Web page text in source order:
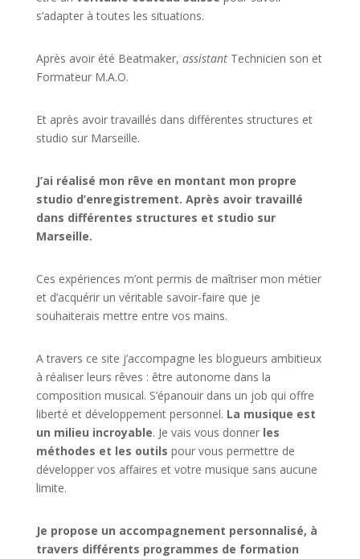
s’adapter à toutes les situations.
Après avoir été Beatmaker, assistant Technicien son et
Formateur M.A.O.
Et après avoir travaillés dans différentes structures et
studio sur Marseille.
J’ai réalisé mon rêve en montant mon propre
studio d’enregistrement. Après avoir travaillé
dans différentes structures et studio sur
Marseille.
Ces expériences m’ont permis de maîtriser mon métier
et d’acquérir un véritable savoir-faire que je
souhaiterais mettre entre vos mains.
A travers ce site j’accompagne les blogueurs ambitieux
à réaliser leurs rêves : être autonome dans la
composition musical. S’épanouir dans un job qui offre
liberté et développement personnel. La musique est
un milieu incroyable. Je vais vous donner les
méthodes et les outils pour vous permettre de
développer vos affaires et votre musique sans aucune
limite.
Je propose un accompagnement personnalisé, à
travers différents programmes de formation